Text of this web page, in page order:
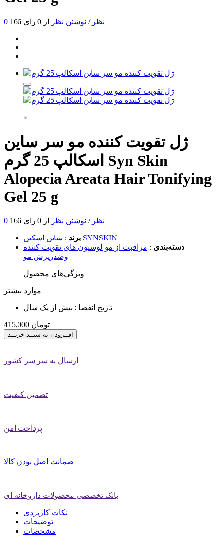
0 نظر / نوشتن نظر از 0 رای 166
×
ژل تقویت کننده مو سر ساین
Syn Skin
Alopecia Areata Hair Tonifying
Gel 25 g
0 نظر / نوشتن نظر از 0 رای 166
برند :
ساین اسکین SYNSKIN
دسته‌بندی : مراقبت از مو لوسیون های تقویت کننده
وضدریزش مو
ویژگی‌های محصول
موارد بیشتر
تاریخ انقضا : بیش از یک سال
415,000 تومان
افــزودن به سبــد خریــد
ارسال به سراسر کشور
تضمین کیفیت
پرداخت امن
ضمانت اصل بودن کالا
بانک تخصصی محصولات داروخانه ای
نکات کاربردی
توضیحات
مشخصات